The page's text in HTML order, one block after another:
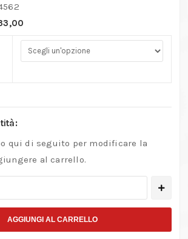
qui di seguito per modificare la
al carrello.
AGGIUNGI AL CARRELLO